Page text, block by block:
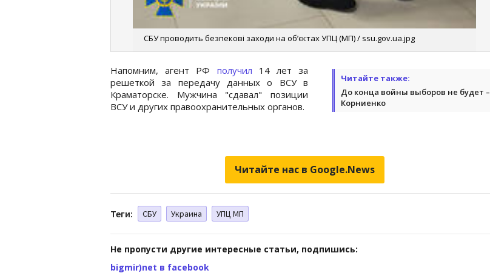
СБУ проводить безпекові заходи на об’єктах УПЦ (МП) / ssu.gov.ua.jpg
Читайте также:
До конца войны выборов не будет –
Корниенко
Напомним, агент РФ получил 14 лет за
решеткой за передачу данных о ВСУ в
Краматорске. Мужчина "сдавал" позиции
ВСУ и других правоохранительных органов.
Читайте нас в Google.News
Теги: СБУ Украина УПЦ МП
Не пропусти другие интересные статьи, подпишись:
bigmir)net в facebook